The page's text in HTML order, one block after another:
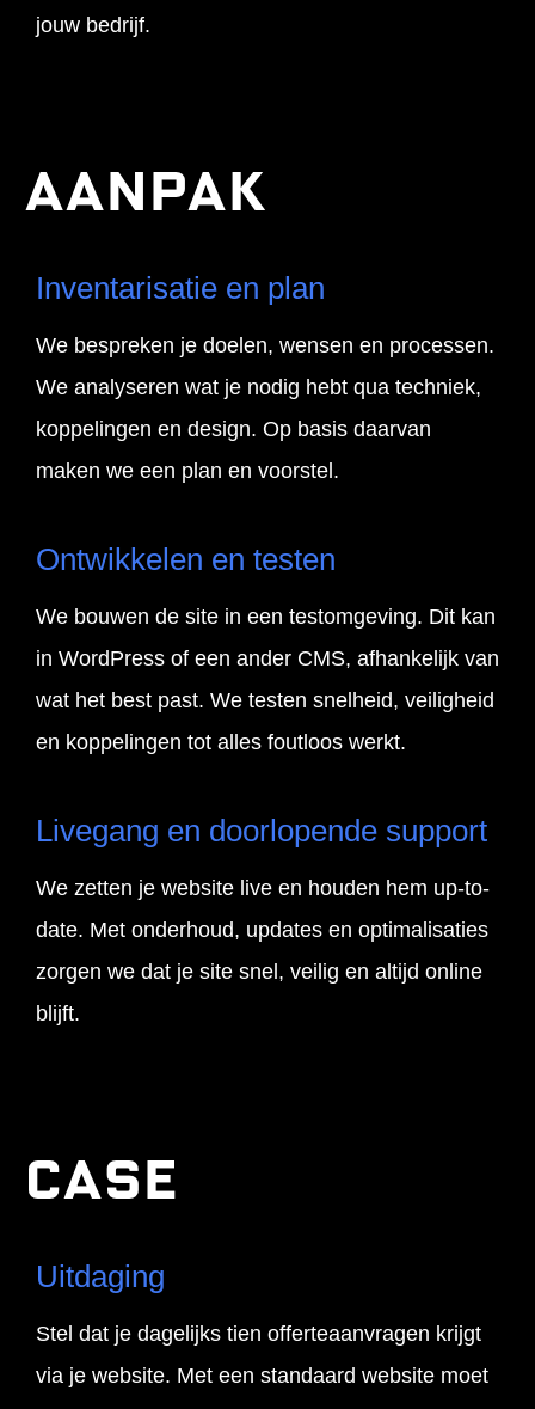
jouw bedrijf.
Aanpak
Inventarisatie en plan
We bespreken je doelen, wensen en processen.
We analyseren wat je nodig hebt qua techniek,
koppelingen en design. Op basis daarvan
maken we een plan en voorstel.
Ontwikkelen en testen
We bouwen de site in een testomgeving. Dit kan
in WordPress of een ander CMS, afhankelijk van
wat het best past. We testen snelheid, veiligheid
en koppelingen tot alles foutloos werkt.
Livegang en doorlopende support
We zetten je website live en houden hem up-to-
date. Met onderhoud, updates en optimalisaties
zorgen we dat je site snel, veilig en altijd online
blijft.
Case
Uitdaging
Stel dat je dagelijks tien offerteaanvragen krijgt
via je website. Met een standaard website moet